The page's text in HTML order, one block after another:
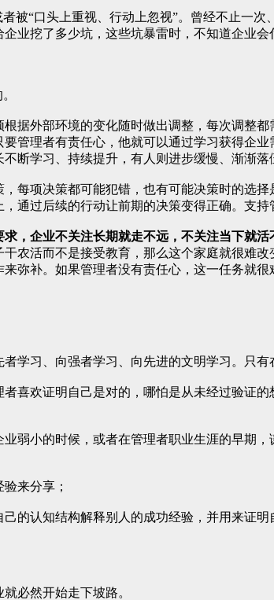
被“口头上重视、行动上忽视”。曾经不止一
业挖了多少坑，这些坑暴雷时，不知道企业会
据外部环境的变化随时做出调整，每次调整
管理者有责任心，他就可以通过学习获得企
断学习、持续提升，有人则进步缓慢、渐渐落
每项决策都可能犯错，也有可能决策时的选
通过后续的行动让前期的决策变得正确。支持
，企业不关注长期就走不远，不关注当下就活
农活而不是接受教育，那么这个家庭就很难
弥补。如果管理者没有责任心，这一任务就很
学习、向强者学习、向先进的文明学习。只
喜欢证明自己是对的，哪怕是从未经过验证
业弱小的时候，或者在管理者职业生涯的早期
来分享；
的认知结构解释别人的成功经验，并用来证明
必然开始走下坡路。